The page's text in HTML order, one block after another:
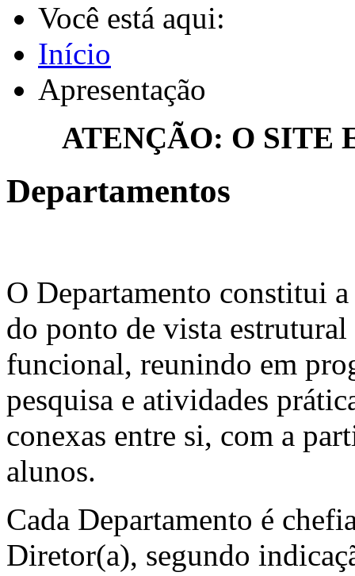
Você está aqui:
Início
Apresentação
ATENÇÃO: O SITE
Departamentos
O Departamento constitui
do ponto de vista
funcional, reunindo em
pesquisa e atividades
conexas entre si, com a
alunos.
Cada Departamento é
Diretor(a), segundo